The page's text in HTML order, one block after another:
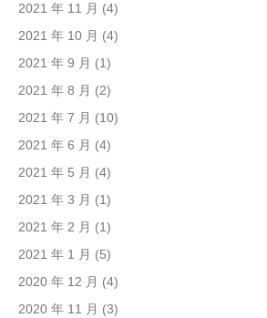
2021 年 11 月 (4)
2021 年 10 月 (4)
2021 年 9 月 (1)
2021 年 8 月 (2)
2021 年 7 月 (10)
2021 年 6 月 (4)
2021 年 5 月 (4)
2021 年 3 月 (1)
2021 年 2 月 (1)
2021 年 1 月 (5)
2020 年 12 月 (4)
2020 年 11 月 (3)